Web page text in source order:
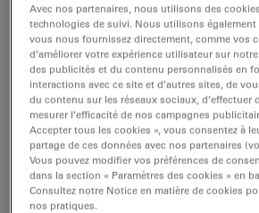
Avec nos partenaires, nous utilisons des
technologies de suivi. Nous utilisons
vous nous fournissez directement, comme vos
d’améliorer votre expérience utilisateur sur
des publicités et du contenu personnalisés en
interactions avec ce site et d’autres sites, de
du contenu sur les réseaux sociaux, d’effectuer
mesurer l’efficacité de nos campagnes
Accepter tous les cookies », vous consentez à
partage de ces données avec nos partenaires
Vous pouvez modifier vos préférences de
dans la section « Paramètres des cookies » en
Consultez notre Notice en matière de cookies
nos pratiques.